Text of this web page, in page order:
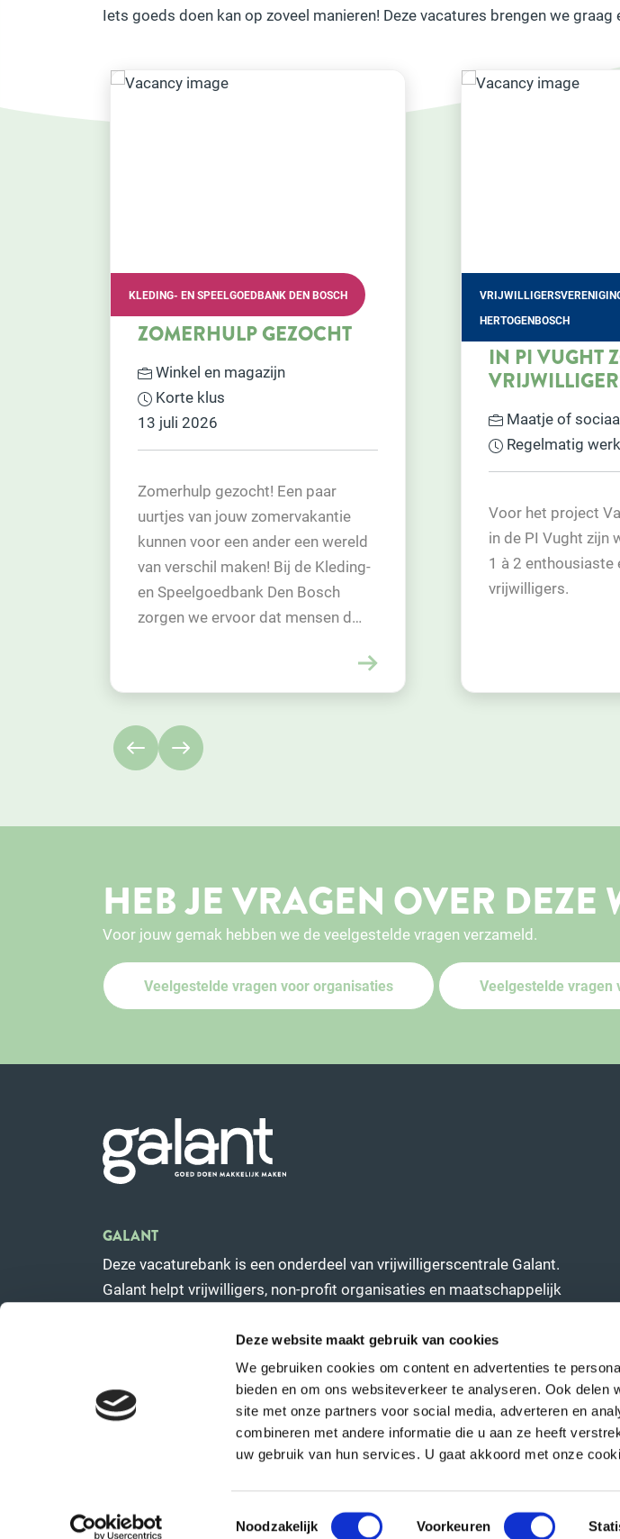
Deze website maakt gebruik van cookies
We gebruiken cookies om content en advertenties te
bieden en om ons websiteverkeer te analyseren. Ook delen
site met onze partners voor social media, adverteren en
combineren met andere informatie die u aan ze heeft
uw gebruik van hun services. U gaat akkoord met onze
Toestemmingsselectie
Noodzakelijk Voorkeuren
Iets goeds doen kan op zoveel manieren! Deze vacatures brengen we
VRIJWILLIGERSVERENIGING HUMANITAS ’S-
HERTOGENBOSCH
VADER LEEST VOOR (VLV)
VRIJWILLIGERS!
Maatje of sociaal contact
Voor het project Vader Leest Voor
in de PI Vught zijn wij op zoek naar
1 à 2 enthousiaste en betrokken
vrijwilligers.
GEBIEDSTEAM
KRIJG
WEER
die dolgraag
zorgcentrum
zoeken we
die dhr wil
HEB JE VRAGEN OVER DEZE
Voor jouw gemak hebben we de veelgestelde vragen verzameld.
Veelgestelde vragen voor organisaties Veelgestelde vragen
GALANT
Deze vacaturebank is een onderdeel van vrijwilligerscentrale Galant.
Galant helpt vrijwilligers, non-profit organisaties en maatschappelijk